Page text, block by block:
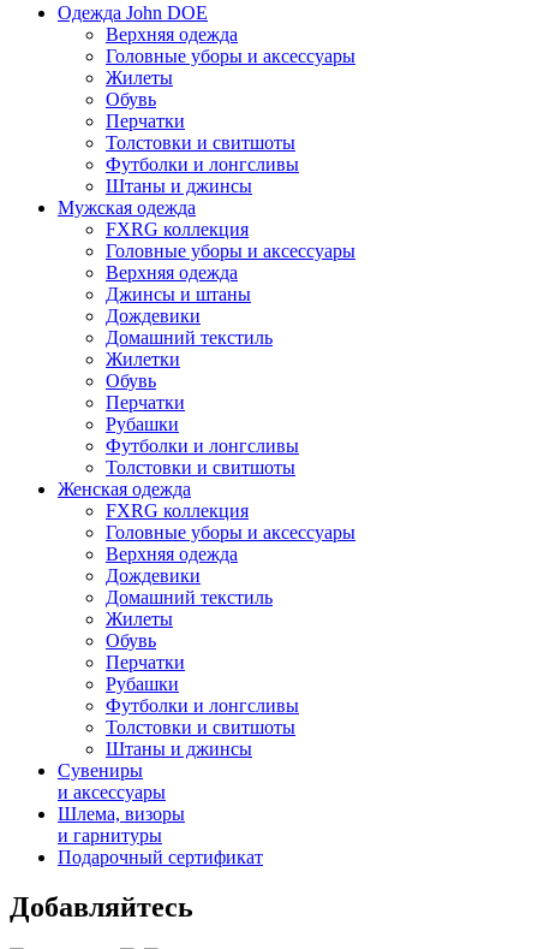
Одежда John DOE
Верхняя одежда
Головные уборы и аксессуары
Жилеты
Обувь
Перчатки
Толстовки и свитшоты
Футболки и лонгсливы
Штаны и джинсы
Мужская одежда
FXRG коллекция
Головные уборы и аксессуары
Верхняя одежда
Джинсы и штаны
Дождевики
Домашний текстиль
Жилетки
Обувь
Перчатки
Рубашки
Футболки и лонгсливы
Толстовки и свитшоты
Женская одежда
FXRG коллекция
Головные уборы и аксессуары
Верхняя одежда
Дождевики
Домашний текстиль
Жилеты
Обувь
Перчатки
Рубашки
Футболки и лонгсливы
Толстовки и свитшоты
Штаны и джинсы
Сувениры
и аксессуары
Шлема, визоры
и гарнитуры
Подарочный сертификат
Добавляйтесь